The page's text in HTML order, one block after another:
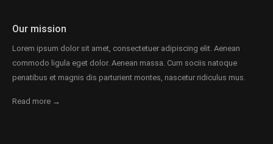
Our mission
Lorem ipsum dolor sit amet, consectetuer adipiscing elit. Aenean
commodo ligula eget dolor. Aenean massa. Cum sociis natoque
penatibus et magnis dis parturient montes, nascetur ridiculus mus.
Read more →